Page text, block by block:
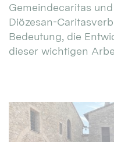
Gemeindecaritas
Diözesan-
Bedeutung, die
dieser wichtigen